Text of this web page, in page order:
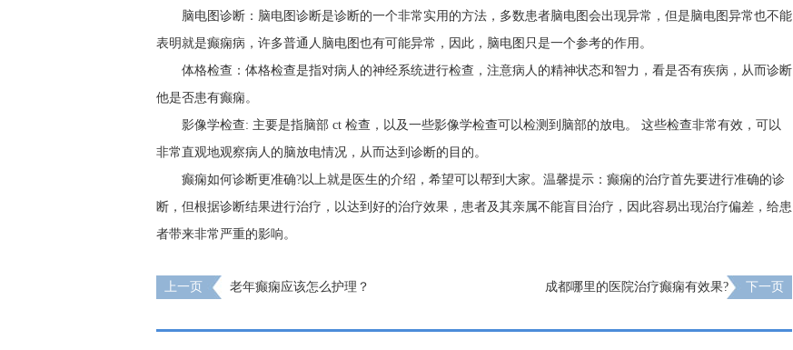
脑电图诊断：脑电图诊断是诊断的一个非常实用的方法，多数患者脑电图会出现异常，但是脑电图异常也不能
表明就是癫痫病，许多普通人脑电图也有可能异常，因此，脑电图只是一个参考的作用。
体格检查：体格检查是指对病人的神经系统进行检查，注意病人的精神状态和智力，看是否有疾病，从而诊断
他是否患有癫痫。
影像学检查: 主要是指脑部 ct 检查，以及一些影像学检查可以检测到脑部的放电。 这些检查非常有效，可以
非常直观地观察病人的脑放电情况，从而达到诊断的目的。
癫痫如何诊断更准确?以上就是医生的介绍，希望可以帮到大家。温馨提示：癫痫的治疗首先要进行准确的诊
断，但根据诊断结果进行治疗，以达到好的治疗效果，患者及其亲属不能盲目治疗，因此容易出现治疗偏差，给患
者带来非常严重的影响。
上一页 老年癫痫应该怎么护理？ 成都哪里的医院治疗癫痫有效果? 下一页